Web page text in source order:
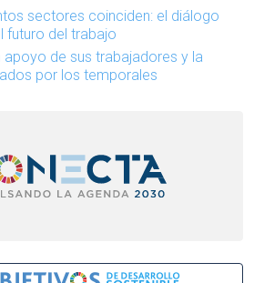
sectores coinciden: el diálogo
futuro del trabajo
apoyo de sus trabajadores y la
por los temporales